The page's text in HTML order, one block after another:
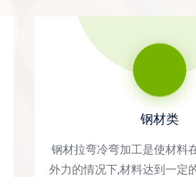
钢材类
钢材拉弯冷弯加工是使材料
外力的情况下,材料达到一定